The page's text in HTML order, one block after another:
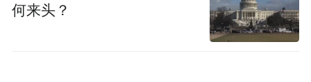
何来头？